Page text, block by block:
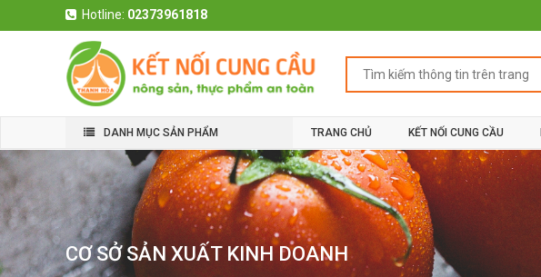
Hotline: 02373961818
DANH MỤC SẢN PHẨM TRANG CHỦ KẾT NỐI CUNG CẦU
CƠ SỞ SẢN XUẤT KINH DOANH